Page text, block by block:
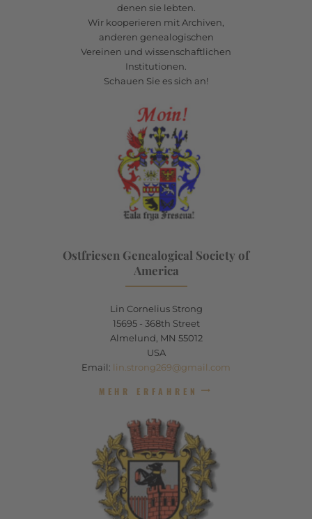
denen sie lebten.
Wir kooperieren mit Archiven,
anderen genealogischen
Vereinen und wissenschaftlichen
Institutionen.
Schauen Sie es sich an!
Ostfriesen Genealogical Society of
America
Lin Cornelius Strong
15695 - 368th Street
Almelund, MN 55012
USA
Email: lin.strong269@gmail.com
MEHR ERFAHREN